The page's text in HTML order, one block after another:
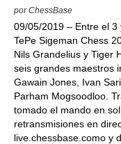
por ChessBase
09/05/2019 – Entre el
TePe Sigeman Chess
Nils Grandelius y Tiger
seis grandes maestros
Gawain Jones, Ivan
Parham Mogsoodloo.
tomado el mando en
retransmisiones en
live.chessbase.como y